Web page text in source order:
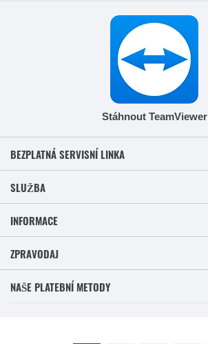
Stáhnout TeamViewer
BEZPLATNÁ SERVISNÍ LINKA
SLUŽBA
INFORMACE
ZPRAVODAJ
NAŠE PLATEBNÍ METODY